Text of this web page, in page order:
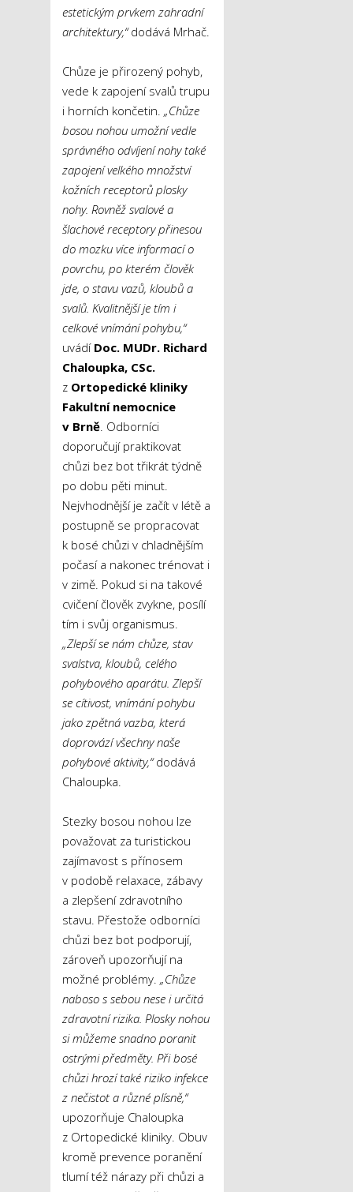
estetickým prvkem zahradní
architektury,“dodává Mrhač.
Chůze je přirozený pohyb,
vede k zapojení svalů trupu
i horních končetin. „Chůze
bosou nohou umožní vedle
správného odvíjení nohy také
zapojení velkého množství
kožních receptorů plosky
nohy. Rovněž svalové a
šlachové receptory přinesou
do mozku více informací o
povrchu, po kterém člověk
jde, o stavu vazů, kloubů a
svalů. Kvalitnější je tím i
celkové vnímání pohybu,“
uvádí Doc. MUDr. Richard
Chaloupka, CSc.
z Ortopedické kliniky
Fakultní nemocnice
v Brně . Odborníci
doporučují praktikovat
chůzi bez bot třikrát týdně
po dobu pěti minut.
Nejvhodnější je začít v létě a
postupně se propracovat
k bosé chůzi v chladnějším
počasí a nakonec trénovat i
v zimě. Pokud si na takové
cvičení člověk zvykne, posílí
tím i svůj organismus.
„Zlepší se nám chůze, stav
svalstva, kloubů, celého
pohybového aparátu. Zlepší
se cítivost, vnímání pohybu
jako zpětná vazba, která
doprovází všechny naše
pohybové aktivity,“dodává
Chaloupka.
Stezky bosou nohou lze
považovat za turistickou
zajímavost s přínosem
v podobě relaxace, zábavy
a zlepšení zdravotního
stavu. Přestože odborníci
chůzi bez bot podporují,
zároveň upozorňují na
možné problémy. „Chůze
naboso s sebou nese i určitá
zdravotní rizika. Plosky nohou
si můžeme snadno poranit
ostrými předměty. Při bosé
chůzi hrozí také riziko infekce
z nečistot a různé plísně,“
upozorňuje Chaloupka
z Ortopedické kliniky. Obuv
kromě prevence poranění
tlumí též nárazy při chůzi a